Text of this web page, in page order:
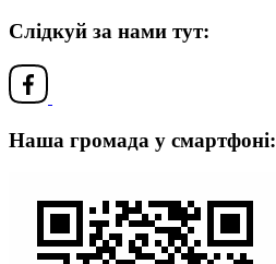
Слідкуй за нами тут:
Наша громада у смартфоні: